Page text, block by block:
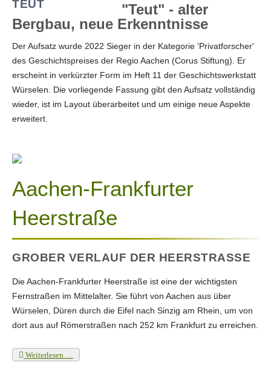
"Teut" - alter
Bergbau, neue Erkenntnisse
Der Aufsatz wurde 2022 Sieger in der Kategorie 'Privatforscher'
des Geschichtspreises der Regio Aachen (Corus Stiftung). Er
erscheint in verkürzter Form im Heft 11 der Geschichtswerkstatt
Würselen. Die vorliegende Fassung gibt den Aufsatz vollständig
wieder, ist im Layout überarbeitet und um einige neue Aspekte
erweitert.
Aachen-Frankfurter
Heerstraße
GROBER VERLAUF DER HEERSTRASSE
Die Aachen-Frankfurter Heerstraße ist eine der wichtigsten
Fernstraßen im Mittelalter. Sie führt von Aachen aus über
Würselen, Düren durch die Eifel nach Sinzig am Rhein, um von
dort aus auf Römerstraßen nach 252 km Frankfurt zu erreichen.
Weiterlesen …